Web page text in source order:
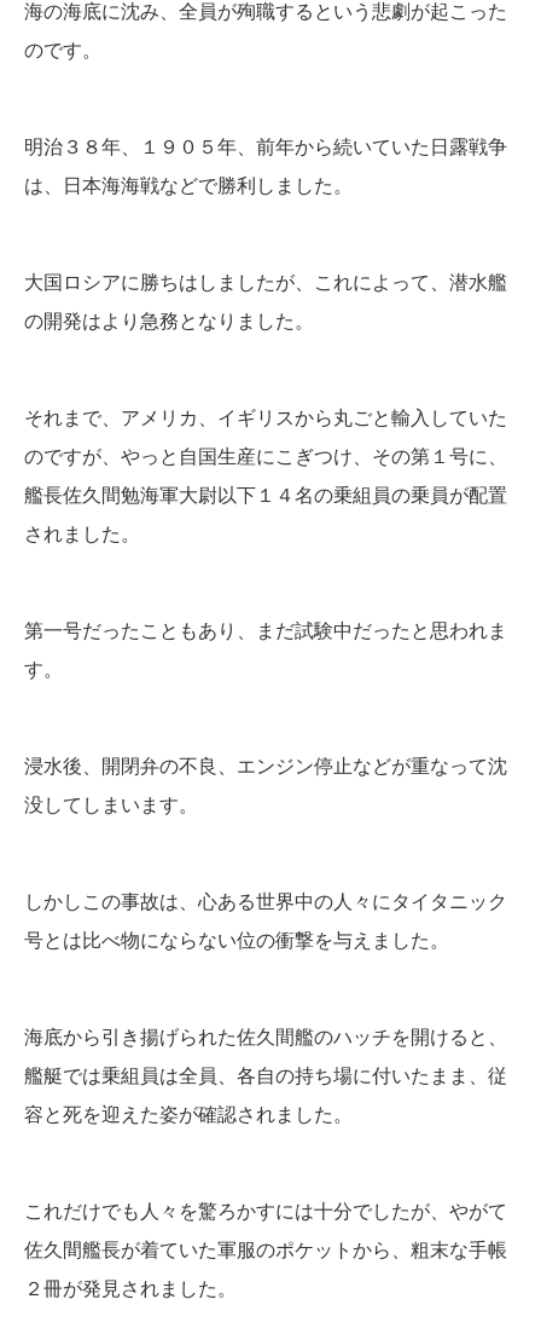
海の海底に沈み、全員が殉職するという悲劇が起こった
のです。
明治３８年、１９０５年、前年から続いていた日露戦争
は、日本海海戦などで勝利しました。
大国ロシアに勝ちはしましたが、これによって、潜水艦
の開発はより急務となりました。
それまで、アメリカ、イギリスから丸ごと輸入していた
のですが、やっと自国生産にこぎつけ、その第１号に、
艦長佐久間勉海軍大尉以下１４名の乗組員の乗員が配置
されました。
第一号だったこともあり、まだ試験中だったと思われま
す。
浸水後、開閉弁の不良、エンジン停止などが重なって沈
没してしまいます。
しかしこの事故は、心ある世界中の人々にタイタニック
号とは比べ物にならない位の衝撃を与えました。
海底から引き揚げられた佐久間艦のハッチを開けると、
艦艇では乗組員は全員、各自の持ち場に付いたまま、従
容と死を迎えた姿が確認されました。
これだけでも人々を驚ろかすには十分でしたが、やがて
佐久間艦長が着ていた軍服のポケットから、粗末な手帳
２冊が発見されました。